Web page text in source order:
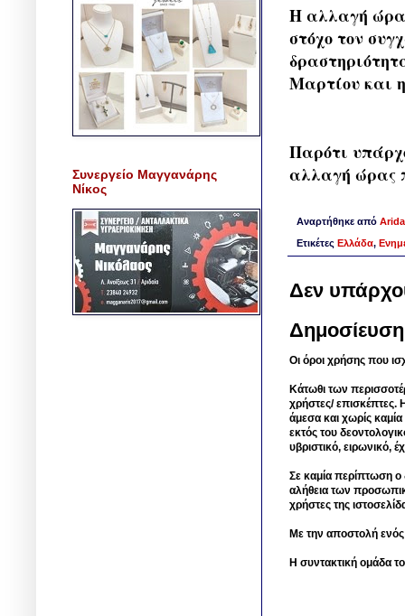
Η αλλαγή
στόχο τον
Μαρτίου και
Παρότι
αλλαγή ώρας
Αναρτήθηκε από
Ετικέτες Ελλάδα,
Δεν
Οι όροι χρήσης που
Κάτωθι των
χρήστες/ επισκέπτες.
άμεσα και χωρίς
εκτός του
υβριστικό, ειρωνικό,
Σε καμία περίπτωση ο
αλήθεια των
χρήστες της
Με την αποστολή
Η συντακτική ομάδα
Συνεργείο Μαγγανάρης
Νίκος